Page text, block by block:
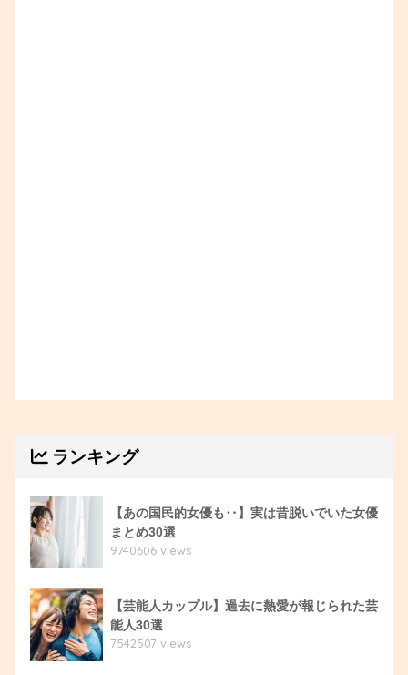
ランキング
【あの国民的女優も‥】実は昔脱いでいた女優
まとめ30選
9740606 views
【芸能人カップル】過去に熱愛が報じられた芸
能人30選
7542507 views